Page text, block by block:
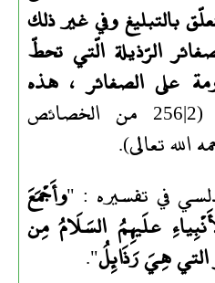
بالتبليغ وفي غير ذلك
الرّذيلة الّتي تحطّ
على الصغائر ، هذه
(2|256 من الخصائص
تعالى).
في تفسيره : "وأَجْمَعَ
علَيهِمُ السَلَامُ مِن
هِيَ رَذَائِلُ".